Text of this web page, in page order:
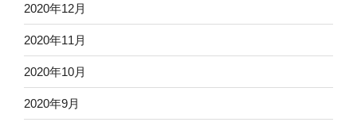
2020年12月
2020年11月
2020年10月
2020年9月